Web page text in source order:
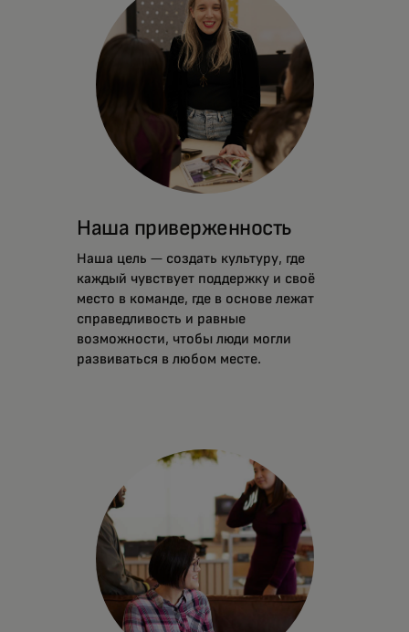
Наша приверженность
Наша цель — создать культуру, где
каждый чувствует поддержку и своё
место в команде, где в основе лежат
справедливость и равные
возможности, чтобы люди могли
развиваться в любом месте.